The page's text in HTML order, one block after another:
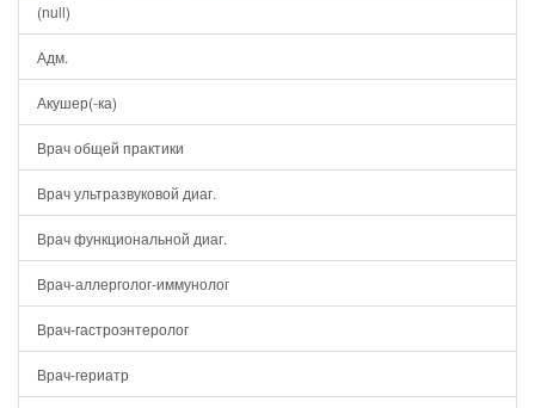
(null)
Адм.
Акушер(-ка)
Врач общей практики
Врач ультразвуковой диаг.
Врач функциональной диаг.
Врач-аллерголог-иммунолог
Врач-гастроэнтеролог
Врач-гериатр